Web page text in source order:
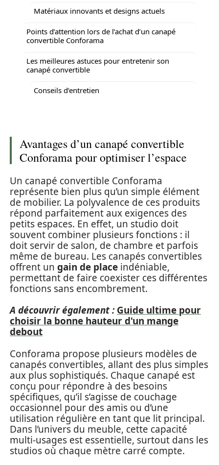
Matériaux innovants et designs actuels
Points d’attention lors de l’achat d’un canapé
convertible Conforama
Les meilleures astuces pour entretenir son
canapé convertible
Conseils d’entretien
Avantages d’un canapé convertible
Conforama pour optimiser l’espace
Un canapé convertible Conforama
représente bien plus qu’un simple élément
de mobilier. La polyvalence de ces produits
répond parfaitement aux exigences des
petits espaces. En effet, un studio doit
souvent combiner plusieurs fonctions : il
doit servir de salon, de chambre et parfois
même de bureau. Les canapés convertibles
offrent un gain de place indéniable,
permettant de faire coexister ces différentes
fonctions sans encombrement.
A découvrir également : Guide ultime pour
choisir la bonne hauteur d'un mange
debout
Conforama propose plusieurs modèles de
canapés convertibles, allant des plus simples
aux plus sophistiqués. Chaque canapé est
conçu pour répondre à des besoins
spécifiques, qu’il s’agisse de couchage
occasionnel pour des amis ou d’une
utilisation régulière en tant que lit principal.
Dans l’univers du meuble, cette capacité
multi-usages est essentielle, surtout dans les
studios où chaque mètre carré compte.